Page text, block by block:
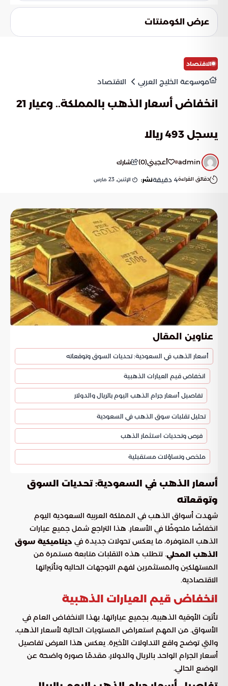
عرض الكومنتات
الاقتصاد
موسوعة الخليج العربي الاقتصاد
انخفاض أسعار الذهب بالمملكة.. وعيار 21
يسجل 493 ريالا
admin أعجبني(
0
) شارك
دقائق القراءة4 دقيقةنشر: الإثنين, 23 مارس
عناوين المقال
أسعار الذهب في السعودية: تحديات السوق وتوقعاته
انخفاض قيم العيارات الذهبية
تفاصيل أسعار جرام الذهب اليوم بالريال والدولار
تحليل تقلبات سوق الذهب في السعودية
فرص وتحديات استثمار الذهب
ملخص وتساؤلات مستقبلية
أسعار الذهب في السعودية: تحديات السوق
وتوقعاته
شهدت أسواق الذهب في المملكة العربية السعودية اليوم
انخفاضًا ملحوظًا في الأسعار. هذا التراجع شمل جميع عيارات
الذهب المتوفرة، ما يعكس تحولات جديدة في ديناميكية سوق
الذهب المحلي. تتطلب هذه التقلبات متابعة مستمرة من
المستهلكين والمستثمرين لفهم التوجهات الحالية وتأثيراتها
الاقتصادية.
انخفاض قيم العيارات الذهبية
تأثرت الأوقية الذهبية، بجميع عياراتها، بهذا الانخفاض العام في
الأسواق. من المهم استعراض المستويات الحالية لأسعار الذهب،
والتي توضح واقع التداولات الأخيرة. يعكس هذا العرض تفاصيل
أسعار الجرام الواحد بالريال والدولار، مقدمًا صورة واضحة عن
الوضع الحالي.